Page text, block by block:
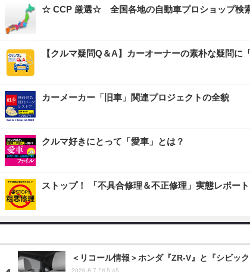
☆ CCP 厳選☆ 全国各地の自動車プロショップ検
【クルマ疑問Q＆A】カーオーナーの素朴な疑問に
カーメーカー「旧車」関連プロジェクトの全貌
クルマ好きにとって「愛車」とは？
ストップ！ 「不具合修理＆不正修理」実態レポート
＜リコール情報＞ホンダ『ZR-V』と『シビッ
2026.8.7 Fri 5:45